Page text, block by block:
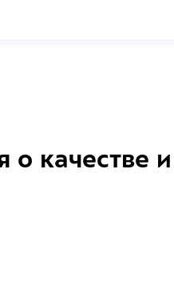
о качестве